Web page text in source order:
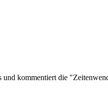
kommentiert die